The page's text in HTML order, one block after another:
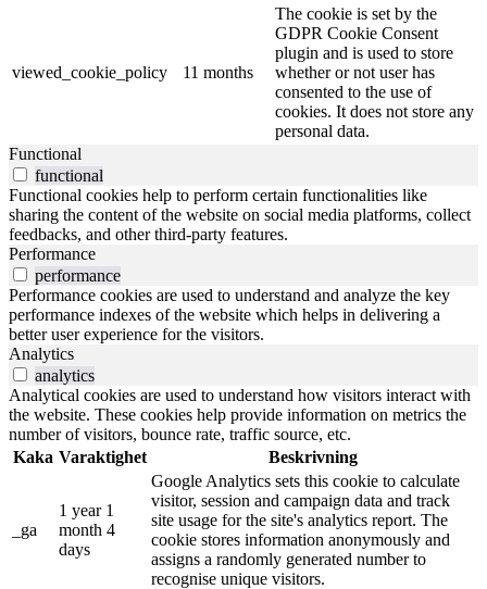
viewed_cookie_policy 11 months
The cookie is set by the
GDPR Cookie Consent
plugin and is used to store
whether or not user has
consented to the use of
cookies. It does not store any
personal data.
Functional
functional
Functional cookies help to perform certain functionalities like
sharing the content of the website on social media platforms, collect
feedbacks, and other third-party features.
Performance
performance
Performance cookies are used to understand and analyze the key
performance indexes of the website which helps in delivering a
better user experience for the visitors.
Analytics
analytics
Analytical cookies are used to understand how visitors interact with
the website. These cookies help provide information on metrics the
number of visitors, bounce rate, traffic source, etc.
Kaka Varaktighet Beskrivning
_ga
1 year 1
month 4
days
Google Analytics sets this cookie to calculate
visitor, session and campaign data and track
site usage for the site's analytics report. The
cookie stores information anonymously and
assigns a randomly generated number to
recognise unique visitors.